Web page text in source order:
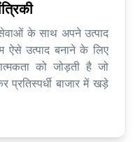
सेवाओं के साथ अपने उत्पाद
ऐसे उत्पाद बनाने के लिए
को जोड़ती है जो
प्रतिस्पर्धी बाजार में खड़े